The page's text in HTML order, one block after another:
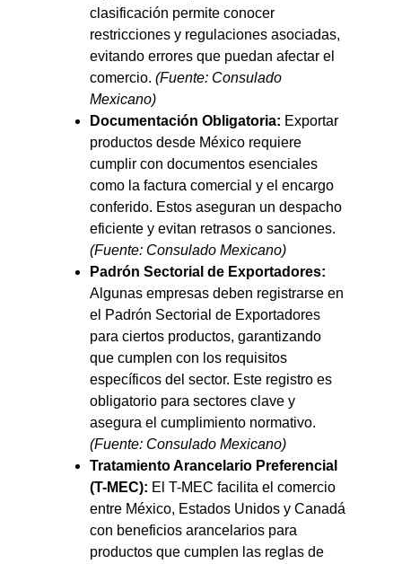
clasificación permite conocer
restricciones y regulaciones asociadas,
evitando errores que puedan afectar el
comercio. (Fuente: Consulado
Mexicano)
Documentación Obligatoria: Exportar
productos desde México requiere
cumplir con documentos esenciales
como la factura comercial y el encargo
conferido. Estos aseguran un despacho
eficiente y evitan retrasos o sanciones.
(Fuente: Consulado Mexicano)
Padrón Sectorial de Exportadores:
Algunas empresas deben registrarse en
el Padrón Sectorial de Exportadores
para ciertos productos, garantizando
que cumplen con los requisitos
específicos del sector. Este registro es
obligatorio para sectores clave y
asegura el cumplimiento normativo.
(Fuente: Consulado Mexicano)
Tratamiento Arancelario Preferencial
(T-MEC): El T-MEC facilita el comercio
entre México, Estados Unidos y Canadá
con beneficios arancelarios para
productos que cumplen las reglas de